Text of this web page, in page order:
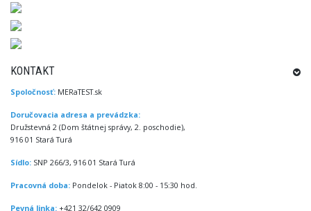
KONTAKT
Spoločnosť: MERaTEST.sk
Doručovacia adresa a prevádzka:
Družstevná 2 (Dom štátnej správy, 2. poschodie),
916 01 Stará Turá
Sídlo: SNP 266/3, 916 01 Stará Turá
Pracovná doba: Pondelok - Piatok 8:00 - 15:30 hod.
Pevná linka: +421 32/642 0909